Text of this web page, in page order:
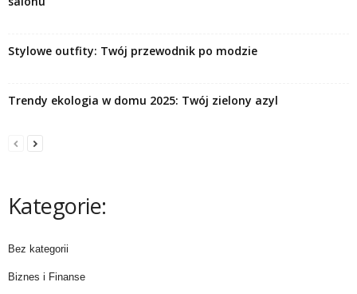
Stylowe outfity: Twój przewodnik po modzie
Trendy ekologia w domu 2025: Twój zielony azyl
Kategorie:
Bez kategorii
Biznes i Finanse